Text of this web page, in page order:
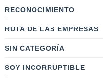
RECONOCIMIENTO
RUTA DE LAS EMPRESAS
SIN CATEGORÍA
SOY INCORRUPTIBLE